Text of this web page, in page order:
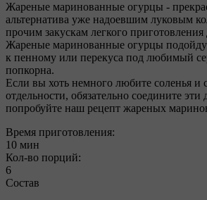
Жареные маринованные огурцы -
альтернатива уже надоевшим луковым
прочим закускам легкого
Жареные маринованные огурцы
к пенному или перекуса под любимый
попкорна.
Если вы хоть немного любите соленья и
отдельности, обязательно соедините эти
попробуйте наш рецепт жареных
Время приготовления:
10 мин
Кол-во порций:
6
Состав